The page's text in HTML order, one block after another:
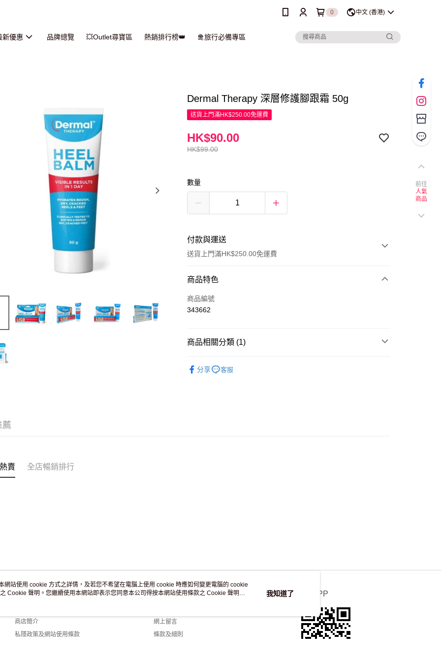
0 中文 (香港)
新優惠 品牌總覽 💥Outlet尋寶區 熱銷排行榜👑 🛅旅行必備專區
Dermal Therapy 深層修護腳跟霜 50g
送貨上門滿HK$250.00免運費
HK$99.00
HK$90.00
數量
付款與運送
送貨上門滿HK$250.00免運費
付款方式
信用卡
商品特色
商品編號
343662
商品相關分類 (1)
分享
客服
薦
賣 全店暢銷排行
關於我們
商店簡介
私隱政策及網站使用條款
客戶服務
網上留言
條款及細則
官方APP
前往
人氣
商品
網站使用 cookie 方式之詳情，及若您不希望在電腦上使用 cookie 時應如何變更電腦的 cookie
Cookie 聲明。您繼續使用本網站即表示您同意本公司得按本網站使用條款之 Cookie 聲明使
我知道了